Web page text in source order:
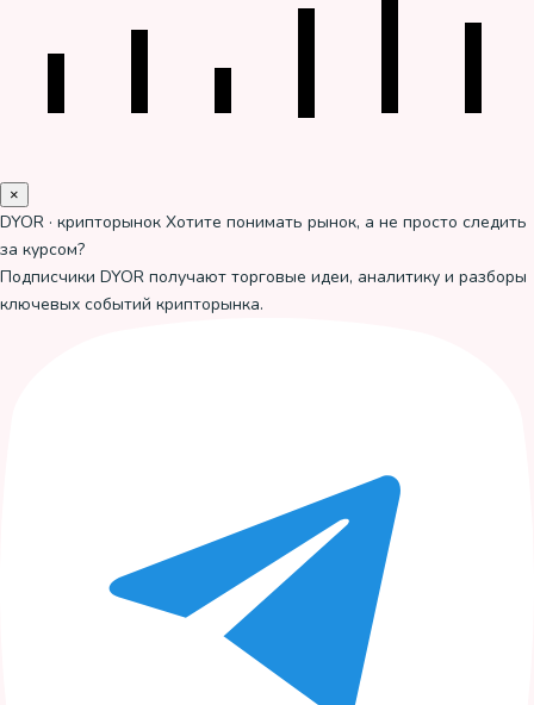
×
DYOR · крипторынок Хотите понимать рынок, а не просто следить
за курсом?
Подписчики DYOR получают торговые идеи, аналитику и разборы
ключевых событий крипторынка.